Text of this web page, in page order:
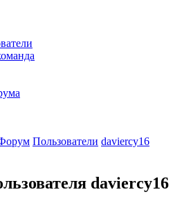
Пользователи daviercy16
daviercy16